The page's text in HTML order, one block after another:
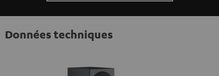
Données techniques